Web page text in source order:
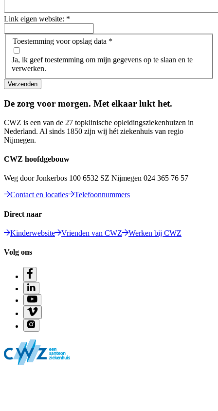
Link eigen website: *
Toestemming voor opslag data *
Ja, ik geef toestemming om mijn gegevens op te slaan en te
verwerken.
Verzenden
De zorg voor morgen. Met elkaar lukt het.
CWZ is een van de 27 topklinische opleidingsziekenhuizen in
Nederland. Al sinds 1850 zijn wij hét ziekenhuis van regio
Nijmegen.
CWZ hoofdgebouw
Weg door Jonkerbos 100 6532 SZ Nijmegen 024 365 76 57
Contact en locaties
Telefoonnummers
Direct naar
Kinderwebsite Vrienden van CWZ Werken bij CWZ
Volg ons